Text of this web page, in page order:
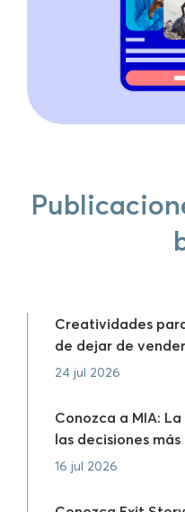
Creatividades
de dejar de
24 jul 2026
Conozca a MIA:
las decisiones
16 jul 2026